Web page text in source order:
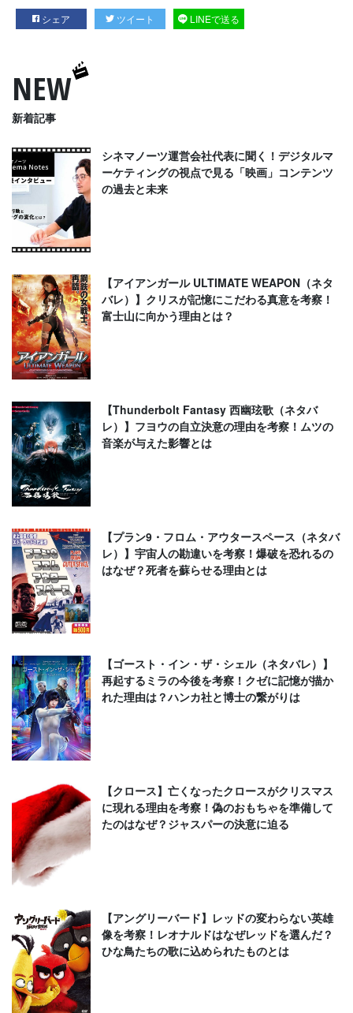
シェア ツイート LINEで送る
NEW
新着記事
シネマノーツ運営会社代表に聞く！デジタルマ
ーケティングの視点で見る「映画」コンテンツ
の過去と未来
【アイアンガール ULTIMATE WEAPON（ネタ
バレ）】クリスが記憶にこだわる真意を考察！
富士山に向かう理由とは？
【Thunderbolt Fantasy 西幽玹歌（ネタバ
レ）】フヨウの自立決意の理由を考察！ムツの
音楽が与えた影響とは
【プラン9・フロム・アウタースペース（ネタバ
レ）】宇宙人の勘違いを考察！爆破を恐れるの
はなぜ？死者を蘇らせる理由とは
【ゴースト・イン・ザ・シェル（ネタバレ）】
再起するミラの今後を考察！クゼに記憶が描か
れた理由は？ハンカ社と博士の繋がりは
【クロース】亡くなったクロースがクリスマス
に現れる理由を考察！偽のおもちゃを準備して
たのはなぜ？ジャスパーの決意に迫る
【アングリーバード】レッドの変わらない英雄
像を考察！レオナルドはなぜレッドを選んだ？
ひな鳥たちの歌に込められたものとは